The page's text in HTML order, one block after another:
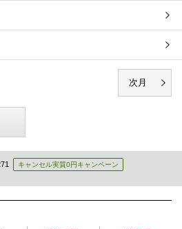
キャンセル実質0円キャンペーン